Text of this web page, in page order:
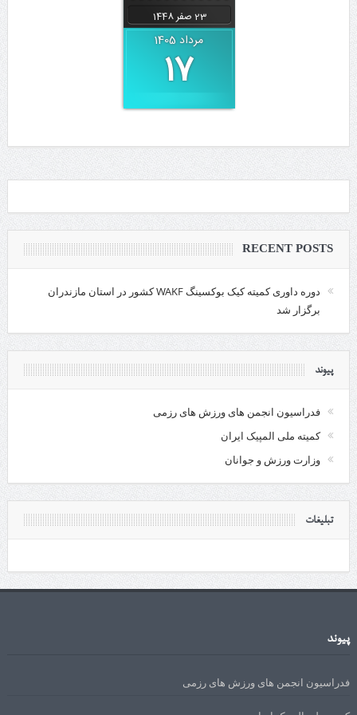
August 8, 2026
23 صفر 1448
مرداد 1405
17
RECENT POSTS
دوره داوری کمیته کیک بوکسینگ WAKF کشور در استان مازندران
برگزار شد
پیوند
فدراسیون انجمن های ورزش های رزمی
کمیته ملی المپیک ایران
وزارت ورزش و جوانان
تبلیغات
پیوند
فدراسیون انجمن های ورزش های رزمی